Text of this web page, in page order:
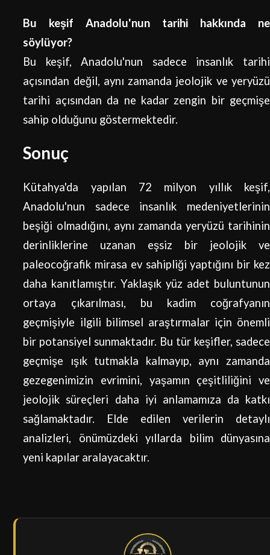
Bu keşif Anadolu'nun tarihi hakkında ne
söylüyor?
Bu keşif, Anadolu'nun sadece insanlık tarihi
açısından değil, aynı zamanda jeolojik ve yeryüzü
tarihi açısından da ne kadar zengin bir geçmişe
sahip olduğunu göstermektedir.
Sonuç
Kütahya'da yapılan 72 milyon yıllık keşif,
Anadolu'nun sadece insanlık medeniyetlerinin
beşiği olmadığını, aynı zamanda yeryüzü tarihinin
derinliklerine uzanan eşsiz bir jeolojik ve
paleocoğrafik mirasa ev sahipliği yaptığını bir kez
daha kanıtlamıştır. Yaklaşık yüz adet buluntunun
ortaya çıkarılması, bu kadim coğrafyanın
geçmişiyle ilgili bilimsel araştırmalar için önemli
bir potansiyel sunmaktadır. Bu tür keşifler, sadece
geçmişe ışık tutmakla kalmayıp, aynı zamanda
gezegenimizin evrimini, yaşamın çeşitliliğini ve
jeolojik süreçleri daha iyi anlamamıza da katkı
sağlamaktadır. Elde edilen verilerin detaylı
analizleri, önümüzdeki yıllarda bilim dünyasına
yeni kapılar aralayacaktır.